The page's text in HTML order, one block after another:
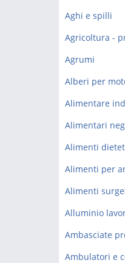
Aghi e spilli
Agricoltura -
Agrumi
Alberi per
Alimentare
Alimentari
Alimenti
Alimenti per
Alimenti
Alluminio
Ambasciate
Ambulatori e